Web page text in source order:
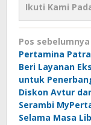
Ikuti Kami
Navigasi
pos
Pos sebelumnya
Pertamina
Beri Layanan
untuk
Diskon Avtur
Serambi
Selama Masa